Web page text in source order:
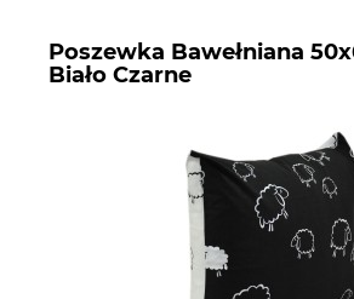
Poszewka Bawełniana
Biało Czarne